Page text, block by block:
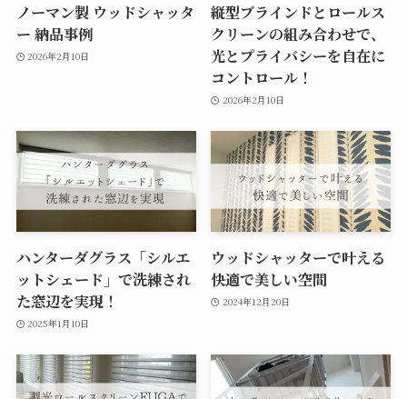
ノーマン製 ウッドシャッタ
ー 納品事例
2026年2月10日
縦型ブラインドとロールス
クリーンの組み合わせで、
光とプライバシーを自在に
コントロール！
2026年2月10日
ハンターダグラス「シルエ
ットシェード」で洗練され
た窓辺を実現！
2025年1月10日
ウッドシャッターで叶える
快適で美しい空間
2024年12月20日